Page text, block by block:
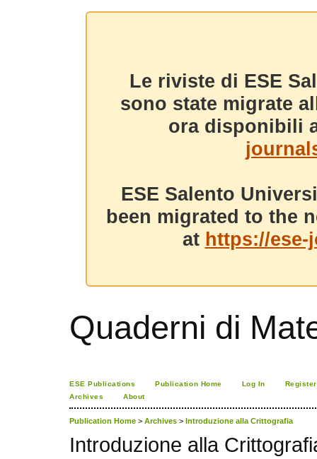
Le riviste di ESE
sono state migrate
ora disponibili
ESE Salento
been migrated to the
at https://
Quaderni di
ESE Publications Publication Home Log In
Register
Archives
About
Publication Home > Archives > Introduzione alla Crittografia
Introduzione alla